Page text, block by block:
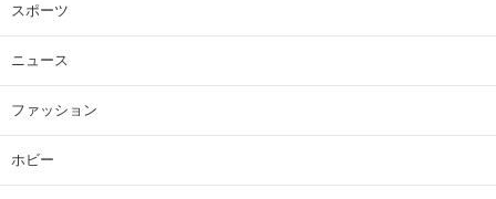
スポーツ
ニュース
ファッション
ホビー